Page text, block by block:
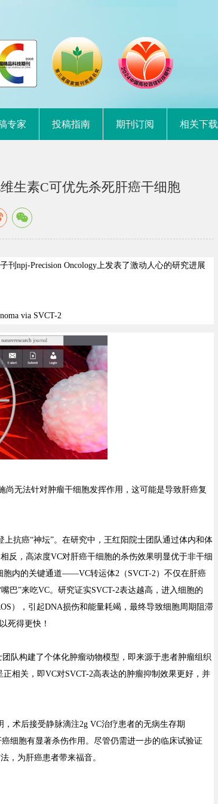
专家 投稿指南 期刊订阅 相关下载
生素C可优先杀死肝癌干细胞
刊 npj-Precision Oncology上发表了激动人心的研究进展
via SVCT-2
无法针对肿瘤干细胞发挥作用，这可能是导致肝癌复
上抗癌“神坛”。在研究中，王红阳院士团队通过体内和体
相反，高浓度VC对肝癌干细胞的杀伤效果明显优于非干细
胞内的关键通道——VC转运体2 （ SVCT-2）不仅在肝癌
嘴巴”来吃VC。研究证实SVCT-2表达越高，进入细胞的
），引起DNA损伤和能量耗竭，最终导致细胞周期阻滞
死得更快！
团队构建了个体化肿瘤动物模型，即来源于患者肿瘤组织
正相关，即VC对SVCT-2高表达的肿瘤抑制效果更好，并
，术后接受静脉滴注2g VC治疗患者的无病生存期
细胞有显著杀伤作用。尽管仍需进一步的临床试验证
，为肝癌患者带来福音。